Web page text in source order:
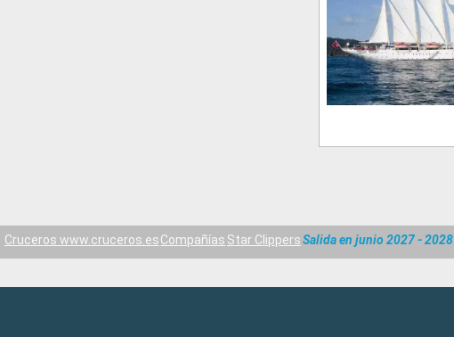
Cruceros www.cruceros.esCompañías Star ClippersSalida en junio 2027 - 2028